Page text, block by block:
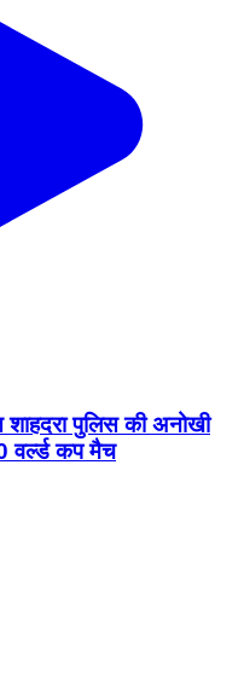
शाहदरा पुलिस की अनोखी
वर्ल्ड कप मैच